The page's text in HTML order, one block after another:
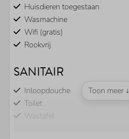
Huisdieren toegestaan
Wasmachine
Wifi (gratis)
Rookvrij
SANITAIR
Inloopdouche
Toilet
Wastafel
Toon meer ↓